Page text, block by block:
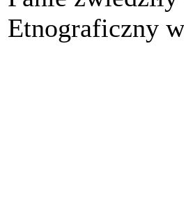
Etnograficzny